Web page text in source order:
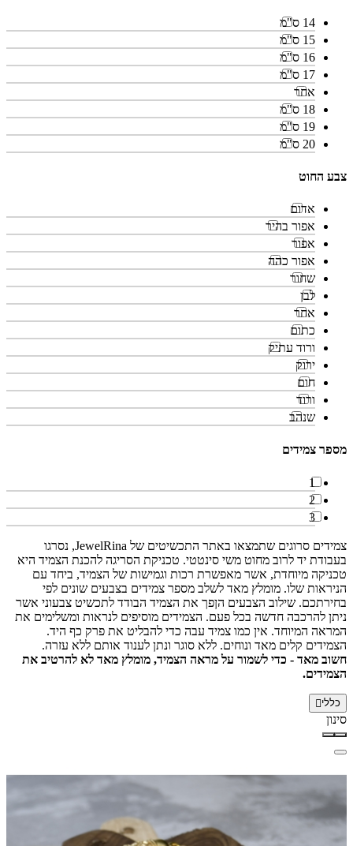
14 ס"מ
15 ס"מ
16 ס"מ
17 ס"מ
אחר
18 ס"מ
19 ס"מ
20 ס"מ
צבע החוט
אדום
אפור בהיר
אפור
אפור כהה
שחור
לבן
אחר
כתום
ורוד עתיק
ירוק
חום
ורוד
שנהב
מספר צמידים
1
2
3
צמידים סרוגים שתמצאו באתר התכשיטים של JewelRina, נסרגו
בעבודת יד לרוב מחוט משי סינטטי. טכניקת הסריגה להכנת הצמיד היא
טכניקה מיוחדת, אשר מאפשרת רכות וגמישות של הצמיד, ביחד עם
הניראות שלו. מומלץ מאד לשלב מספר צמידים בצבעים שונים לפי
בחירתכם. שילוב הצבעים הןפך את הצמיד הבודד לתכשיט צבעוני אשר
ניתן להרכבה חדשה בכל פעם. הצמידים מוסיפים לנראות ומשלימים את
המראה המיוחד. אין כמו צמיד עבה כדי להבליט את פרק כף היד.
הצמידים קלים מאד ונוחים. ללא סוגר ונתן לענוד אותם ללא עזרה.
חשוב מאד - כדי לשמור על מראה הצמיד, מומלץ מאד לא להרטיב את
הצמידים.
כללי
סינון